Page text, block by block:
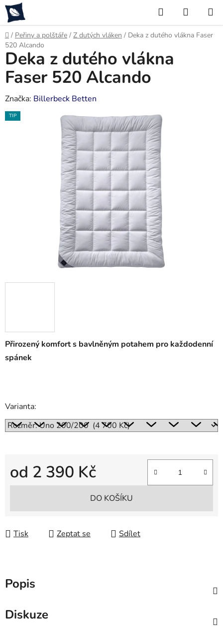
Přejít
na
obsah
Hledat
KOŠÍK
Domů
/ Peřiny a polštáře / Z dutých vláken / Deka z dutého vlákna Faser
520 Alcando
Přirozený komfort s bavlněným potahem pro každodenní
spánek
Varianta:
od 2 390 Kč
Měrná cena:
DO KOŠÍKU
Tisk Zeptat se Sdílet
Deka z dutého vlákna
Faser 520 Alcando
Značka: Billerbeck Betten
TIP
Popis
Diskuze